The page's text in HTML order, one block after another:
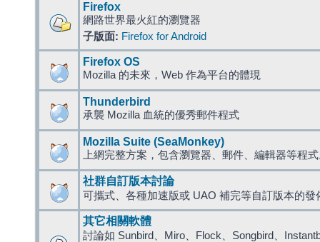
Firefox
網路世界最火紅的瀏覽器
子版面: Firefox for Android
Firefox OS
Mozilla 的未來，Web 作為平台的體現
Thunderbird
承襲 Mozilla 血統的優秀郵件程式
Mozilla Suite (SeaMonkey)
上網完整方案，包含瀏覽器、郵件、編輯器等程
社群自訂版本討論
可攜式、各種加速版或 UAO 補完等自訂版本的發
其它相關軟體
討論如 Sunbird、Miro、Flock、Songbird、